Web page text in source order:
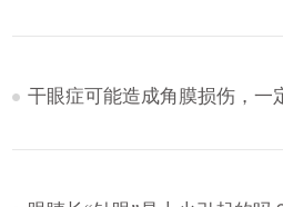
干眼症可能造成角膜损伤，一